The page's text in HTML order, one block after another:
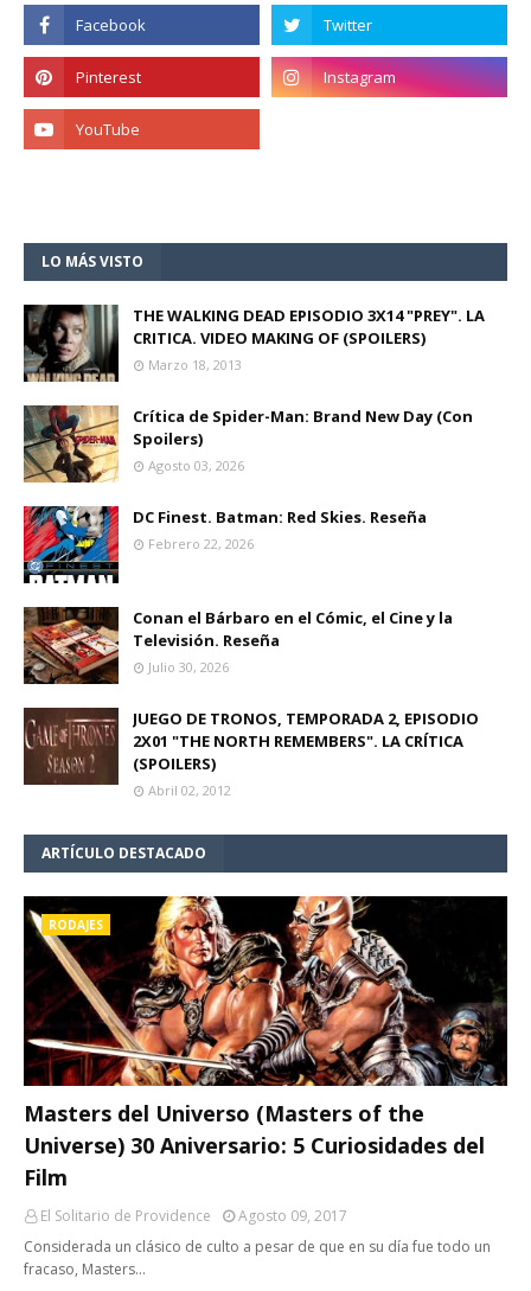
LO MÁS VISTO
THE WALKING DEAD EPISODIO 3X14 "PREY". LA
CRITICA. VIDEO MAKING OF (SPOILERS)
Marzo 18, 2013
Crítica de Spider-Man: Brand New Day (Con
Spoilers)
Agosto 03, 2026
DC Finest. Batman: Red Skies. Reseña
Febrero 22, 2026
Conan el Bárbaro en el Cómic, el Cine y la
Televisión. Reseña
Julio 30, 2026
JUEGO DE TRONOS, TEMPORADA 2, EPISODIO
2X01 "THE NORTH REMEMBERS". LA CRÍTICA
(SPOILERS)
Abril 02, 2012
ARTÍCULO DESTACADO
RODAJES
Masters del Universo (Masters of the
Universe) 30 Aniversario: 5 Curiosidades del
Film
El Solitario de Providence
Agosto 09, 2017
Considerada un clásico de culto a pesar de que en su día fue todo un
fracaso, Masters…